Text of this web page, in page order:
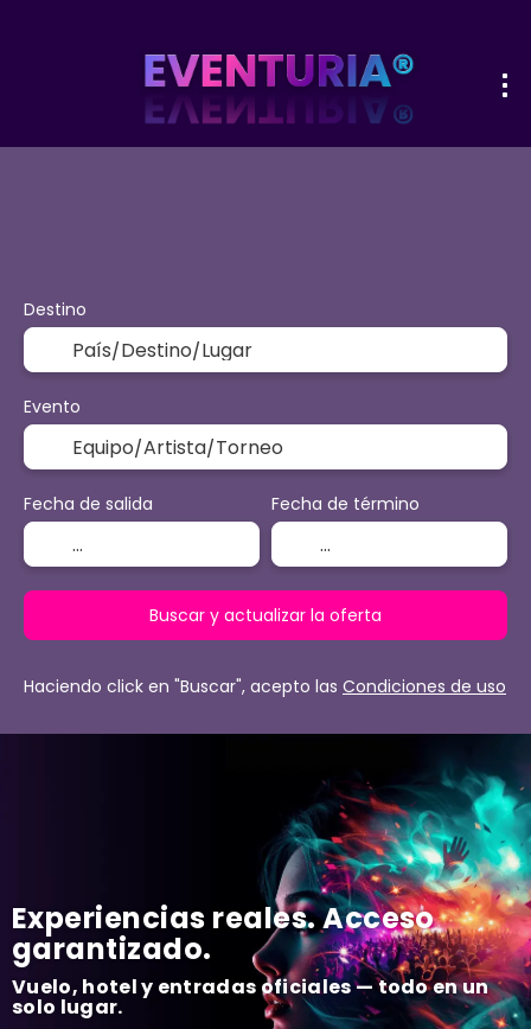
Experiencias reales. Acceso
garantizado.
Vuelo, hotel y entradas oficiales — todo en un
solo lugar.
Destino
Evento
Fecha de salida Fecha de término
Buscar y actualizar la oferta
Haciendo click en "Buscar", acepto las Condiciones de uso